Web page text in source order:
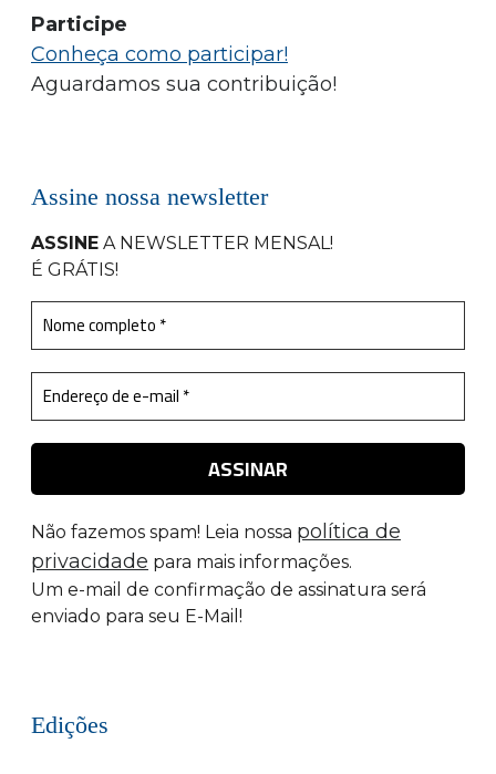
Participe
Conheça como participar!
Aguardamos sua contribuição!
Assine nossa newsletter
ASSINE A NEWSLETTER MENSAL!
É GRÁTIS!
Não fazemos spam! Leia nossa política de
privacidade para mais informações.
Um e-mail de confirmação de assinatura será
enviado para seu E-Mail!
Edições